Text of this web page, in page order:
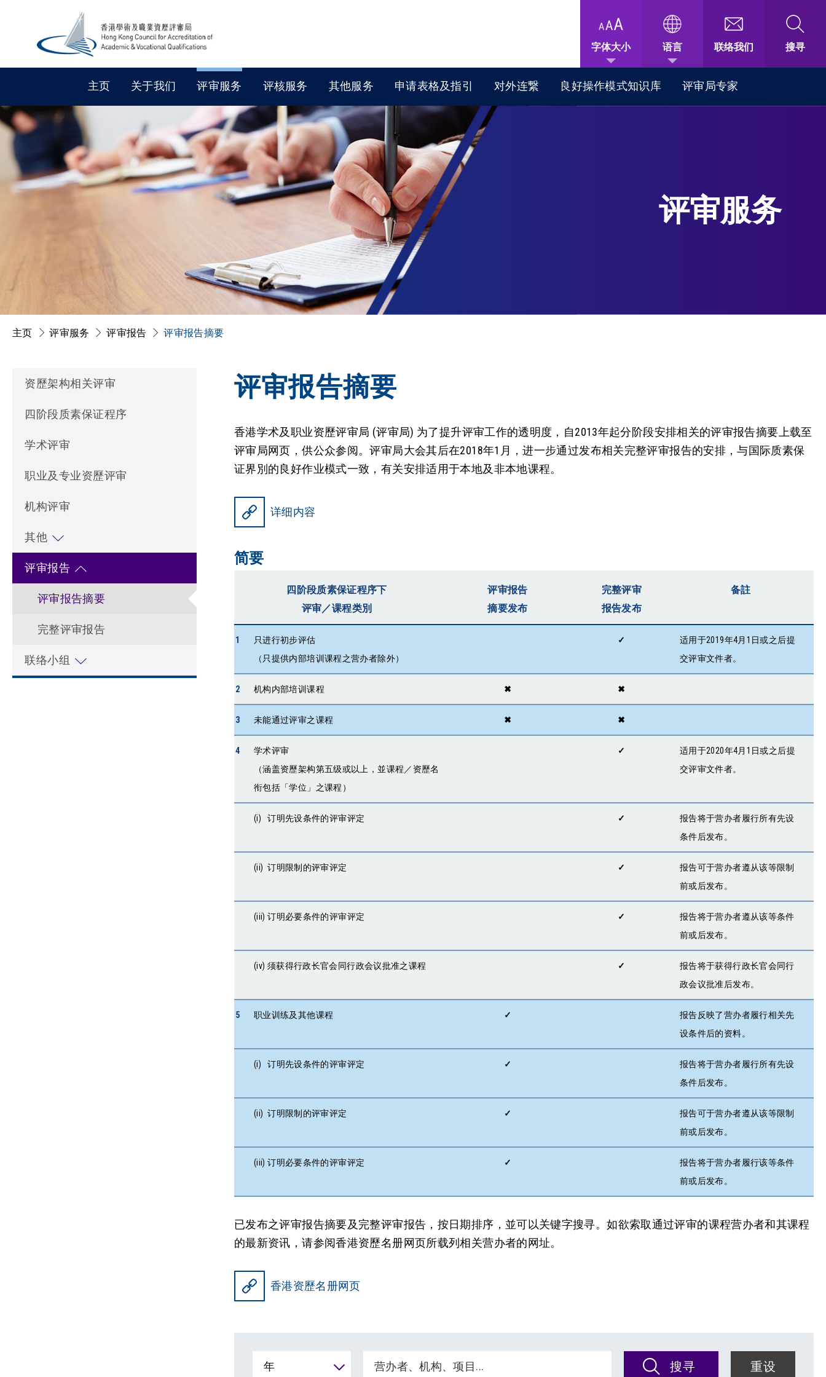
字体大小 语言 联络我们 搜寻
主页 关于我们 评审服务 评核服务 其他服务 申请表格及指引 对外连繋 良好操作模式知识库 评审局专家
评审服务
主页 评审服务 评审报告 评审报告摘要
资歷架构相关评审
四阶段质素保证程序
学术评审
职业及专业资歷评审
机构评审
其他
评审报告
评审报告摘要
完整评审报告
联络小组
评审报告摘要
香港学术及职业资歷评审局 (评审局) 为了提升评审工作的透明度，自2013年起分阶段安排相关的评审报告摘要上载至
评审局网页，供公众参阅。评审局大会其后在2018年1月，进一步通过发布相关完整评审报告的安排，与国际质素保
证界別的良好作业模式一致，有关安排适用于本地及非本地课程。
详细内容
简要
四阶段质素保证程序下
评审／课程类別
评审报告
摘要发布
完整评审
报告发布
备註
1
只进行初步评估
（只提供内部培训课程之营办者除外）
✓
适用于2019年4月1日或之后提
交评审文件者。
2 机构内部培训课程 ✖ ✖
3 未能通过评审之课程 ✖ ✖
4
学术评审
（涵盖资歷架构第五级或以上，並课程／资歷名
衔包括「学位」之课程）
✓
适用于2020年4月1日或之后提
交评审文件者。
(i) 订明先设条件的评审评定 ✓
报告将于营办者履行所有先设
条件后发布。
(ii) 订明限制的评审评定 ✓
报告可于营办者遵从该等限制
前或后发布。
(iii) 订明必要条件的评审评定 ✓
报告将于营办者遵从该等条件
前或后发布。
(iv) 须获得行政长官会同行政会议批准之课程 ✓
报告将于获得行政长官会同行
政会议批准后发布。
5 职业训练及其他课程 ✓
报告反映了营办者履行相关先
设条件后的资料。
(i) 订明先设条件的评审评定 ✓
报告将于营办者履行所有先设
条件后发布。
(ii) 订明限制的评审评定 ✓
报告可于营办者遵从该等限制
前或后发布。
(iii) 订明必要条件的评审评定 ✓
报告将于营办者履行该等条件
前或后发布。
已发布之评审报告摘要及完整评审报告，按日期排序，並可以关键字搜寻。如欲索取通过评审的课程营办者和其课程
的最新资讯，请参阅香港资歷名册网页所载列相关营办者的网址。
香港资歷名册网页
年 搜寻 重设